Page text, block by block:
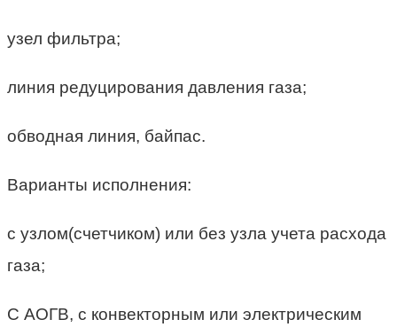
узел фильтра;
линия редуцирования давления газа;
обводная линия, байпас.
Варианты исполнения:
с узлом(счетчиком) или без узла учета расхода
газа;
С АОГВ, с конвекторным или электрическим